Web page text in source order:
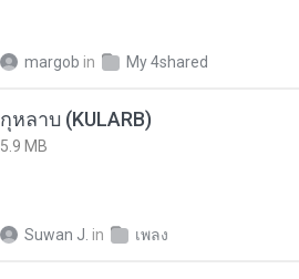
margob in My 4shared
กุหลาบ (KULARB)
5.9 MB
Suwan J. in เพลง